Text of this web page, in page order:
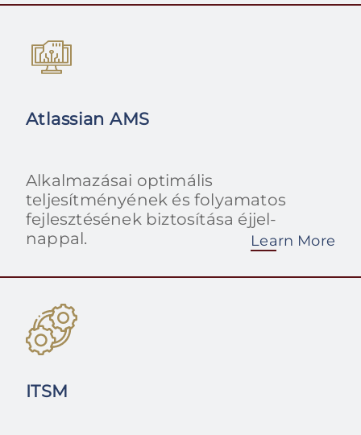
Atlassian AMS
Alkalmazásai optimális
teljesítményének és folyamatos
fejlesztésének biztosítása éjjel-
nappal.
Learn More
ITSM